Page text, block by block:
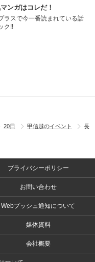
ンガはコレだ！
ラスで今一番読まれている話
ク!!
20日 甲信越のイベント
長
プライバシーポリシー
お問い合わせ
Webプッシュ通知について
媒体資料
会社概要